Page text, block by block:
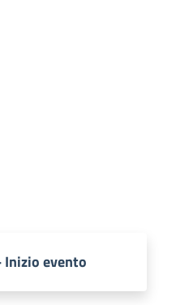
Inizio evento